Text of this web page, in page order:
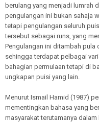
berulang yang menjadi lumrah
pengulangan ini bukan sahaja
tetapi pengulangan seluruh
tersebut sebagai runs, yang
Pengulangan ini ditambah pula
sehingga terdapat pelbagai
bahagian permulaan tetapi di
ungkapan puisi yang lain.
Menurut Ismail Hamid (1987)
mementingkan bahasa yang
masyarakat terutamanya